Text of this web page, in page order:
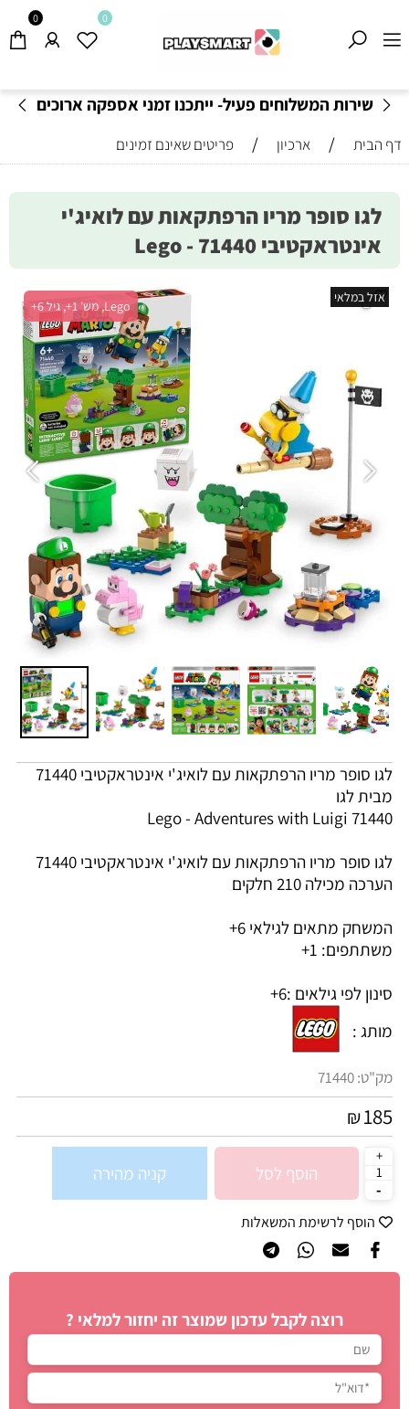
שירות המשלוחים פעיל- ייתכנו זמני אספקה ארוכים
0 0
דף הבית / ארכיון / פריטים שאינם זמינים
לגו סופר מריו הרפתקאות עם לואיג'י
אינטראקטיבי 71440 - Lego
Lego, מש' 1+, גיל 6+
אזל במלאי
לגו סופר מריו הרפתקאות עם לואיג'י אינטראקטיבי 71440
מבית לגו
Lego - Adventures with Luigi 71440
לגו סופר מריו הרפתקאות עם לואיג'י אינטראקטיבי 71440
הערכה מכילה 210 חלקים
המשחק מתאים לגילאי 6+
משתתפים: 1+
סינון לפי גילאים :6+
מותג :
מק"ט:71440
₪185
הוסף לסל קניה מהירה
הוסף לרשימת המשאלות
רוצה לקבל עדכון שמוצר זה יחזור למלאי ?